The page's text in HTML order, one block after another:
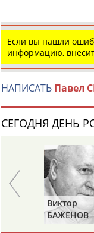
Елена
АБАИМОВА
Акжана
АБДИКАРИМОВА
Загалав
АБДУЛБЕКОВ
Если вы нашли
информацию,
НАПИСАТЬ Павел
СЕГОДНЯ ДЕНЬ
Виктор
БАЖЕНОВ